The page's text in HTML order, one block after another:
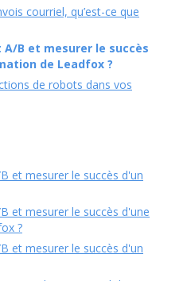
courriel, qu’est-ce que
B et mesurer le succès
de Leadfox ?
de robots dans vos
et mesurer le succès d'un
et mesurer le succès d'une
?
et mesurer le succès d'un